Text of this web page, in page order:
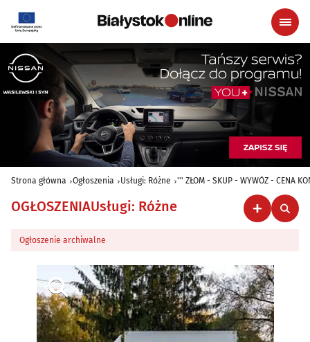
Strona główna Ogłoszenia Usługi: Różne ''' ZŁOM - SKUP - WYWÓZ - CENA
OGŁOSZENIAUsługi: Różne
Ogłoszenie archiwalne